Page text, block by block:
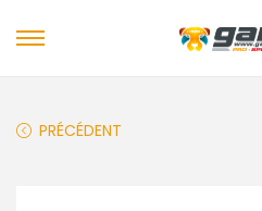
PRÉCÉDENT